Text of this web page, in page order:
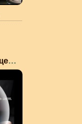
Легенда о пылающем серд...